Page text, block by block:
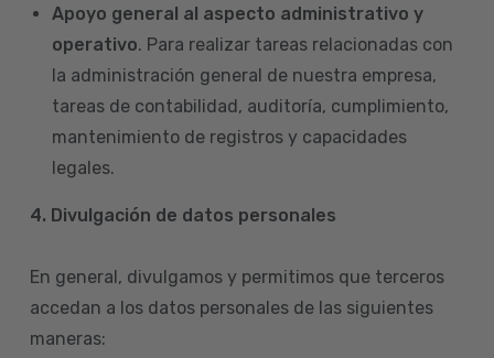
Apoyo general al aspecto administrativo y
operativo. Para realizar tareas relacionadas con
la administración general de nuestra empresa,
tareas de contabilidad, auditoría, cumplimiento,
mantenimiento de registros y capacidades
legales.
4. Divulgación de datos personales
En general, divulgamos y permitimos que terceros
accedan a los datos personales de las siguientes
maneras: